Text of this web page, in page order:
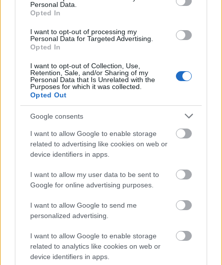
Personal Data.
Opted In
I want to opt-out of processing my
Personal Data for Targeted Advertising.
Opted In
I want to opt-out of Collection, Use,
Retention, Sale, and/or Sharing of my
Personal Data that Is Unrelated with the
Purposes for which it was collected.
Opted Out
Google consents
I want to allow Google to enable storage
related to advertising like cookies on web or
device identifiers in apps.
I want to allow my user data to be sent to
Google for online advertising purposes.
I want to allow Google to send me
personalized advertising.
I want to allow Google to enable storage
related to analytics like cookies on web or
device identifiers in apps.
mercado de la semana en Comunio.
Recomendaciones de compra: 5 jugadores rentables tras la
jornada 4
La jornada 4 no fue de muchos goles, pero hubo futbolistas que rindieron
bien desde un punto estadístico y dieron una buena cantidad de puntos.
Te dejamos 5 jugadores a un precio relativamente bajo que pueden ser